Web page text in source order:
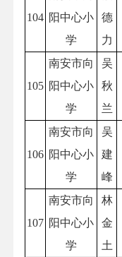
104 阳中心小
学
德
力
105
南安市向
阳中心小
学
吴
秋
兰
106
南安市向
阳中心小
学
吴
建
峰
107
南安市向
阳中心小
学
林
金
土